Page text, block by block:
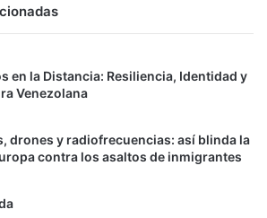
en la Distancia: Resiliencia, Identidad y
Venezolana
drones y radiofrecuencias: así blinda la
contra los asaltos de inmigrantes